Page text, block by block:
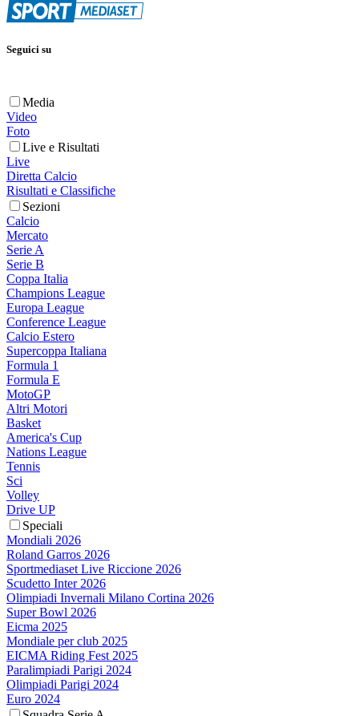
Seguici su
Media
Video
Foto
Live e Risultati
Live
Diretta Calcio
Risultati e Classifiche
Sezioni
Calcio
Mercato
Serie A
Serie B
Coppa Italia
Champions League
Europa League
Conference League
Calcio Estero
Supercoppa Italiana
Formula 1
Formula E
MotoGP
Altri Motori
Basket
America's Cup
Nations League
Tennis
Sci
Volley
Drive UP
Speciali
Mondiali 2026
Roland Garros 2026
Sportmediaset Live Riccione 2026
Scudetto Inter 2026
Olimpiadi Invernali Milano Cortina 2026
Super Bowl 2026
Eicma 2025
Mondiale per club 2025
EICMA Riding Fest 2025
Paralimpiadi Parigi 2024
Olimpiadi Parigi 2024
Euro 2024